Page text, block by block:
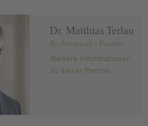
Dr. Matthias Terlau
Rechtsanwalt | Partner
Weitere Informationen
zu dieser Person